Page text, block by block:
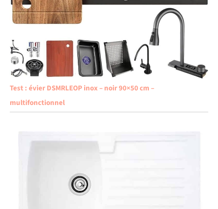
Test : évier DSMRLEOP inox – noir 90×50 cm –
multifonctionnel